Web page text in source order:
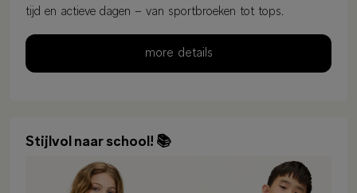
tijd en actieve dagen – van sportbroeken tot tops.
more details
Stijlvol naar school! 📚